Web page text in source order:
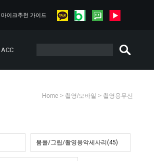
마이크추천 가이드
ACC
Home > 촬영/모바일 > 촬영용무선
붐폴/그립/촬영용악세사리(45)